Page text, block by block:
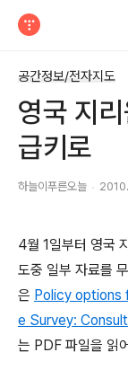
공간정보/전자지도
영국 지
급키로
하늘이푸른오늘
4월 1일부터 영국
도중 일부 자료를
은 Policy options
e Survey:
는 PDF 파일을 읽